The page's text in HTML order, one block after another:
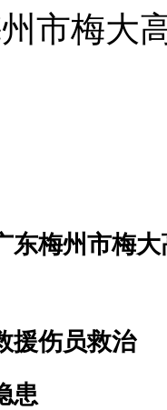
市梅大
东梅州市梅
援伤员救治
患